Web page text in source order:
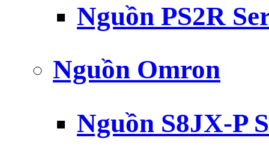
Nguồn PS2R
Nguồn Omron
Nguồn S8JX-P